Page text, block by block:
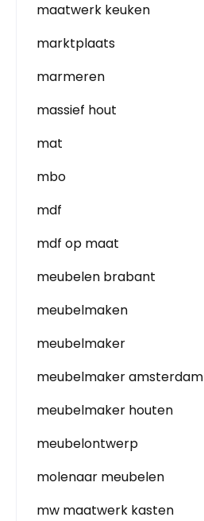
maatwerk keuken
marktplaats
marmeren
massief hout
mat
mbo
mdf
mdf op maat
meubelen brabant
meubelmaken
meubelmaker
meubelmaker amsterdam
meubelmaker houten
meubelontwerp
molenaar meubelen
mw maatwerk kasten